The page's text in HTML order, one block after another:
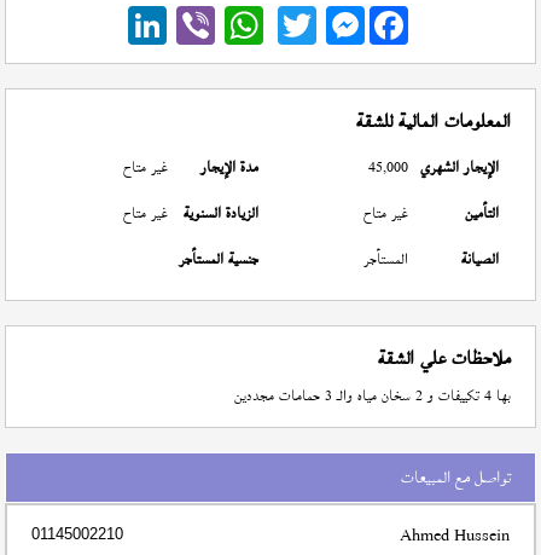
Messenger
المعلومات المالية للشقة
الإيجار الشهري 45,000 مدة الإيجار
غير متاح
التأمين
غير متاح الزيادة السنوية غير متاح
الصيانة
المستأجر جنسية المستأجر
ملاحظات علي الشقة
بها 4 تكييفات و 2 سخان مياه والـ 3 حمامات مجددين
تواصل مع المبيعات
Ahmed Hussein
01145002210